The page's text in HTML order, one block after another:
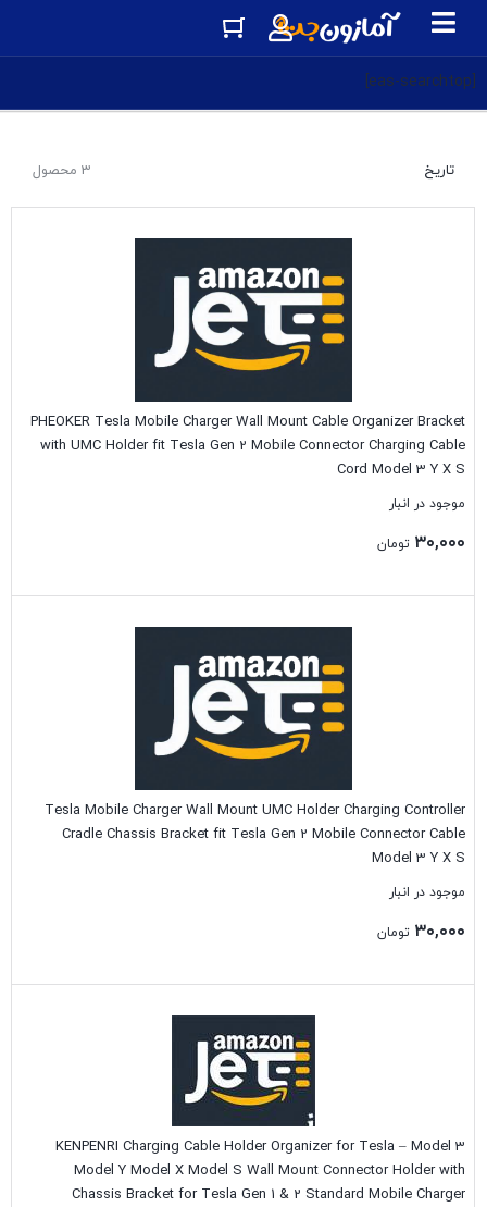
[eas-searchtop]
3 محصول تاریخ
PHEOKER Tesla Mobile Charger Wall Mount Cable Organizer Bracket
with UMC Holder fit Tesla Gen 2 Mobile Connector Charging Cable
Cord Model 3 Y X S
موجود در انبار
۳۰,۰۰۰ تومان
Tesla Mobile Charger Wall Mount UMC Holder Charging Controller
Cradle Chassis Bracket fit Tesla Gen 2 Mobile Connector Cable
Model 3 Y X S
موجود در انبار
۳۰,۰۰۰ تومان
KENPENRI Charging Cable Holder Organizer for Tesla – Model 3
Model Y Model X Model S Wall Mount Connector Holder with
Chassis Bracket for Tesla Gen 1 & 2 Standard Mobile Charger